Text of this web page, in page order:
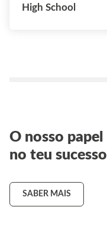
High School
O nosso papel
no teu sucesso
SABER MAIS